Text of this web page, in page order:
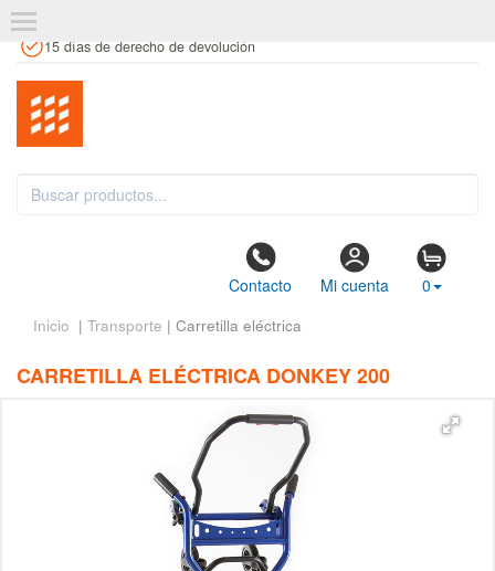
15 días de derecho de devolución
Contacto Mi cuenta 0
Inicio | Transporte | Carretilla eléctrica
CARRETILLA ELÉCTRICA DONKEY 200